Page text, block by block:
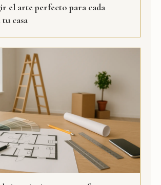
el arte perfecto para cada
tu casa